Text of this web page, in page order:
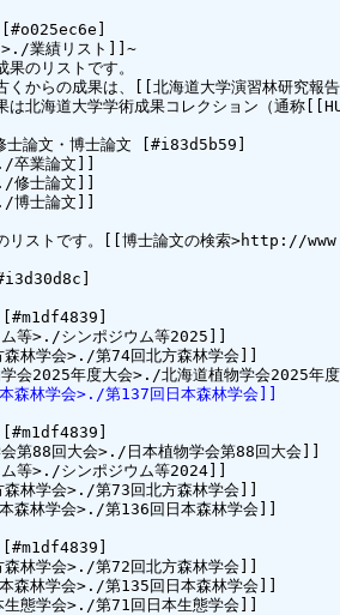
業績リスト]]~
のリストです。
古くからの成果は、[[北海道大学演
果は北海道大学学術成果コレクショ
士論文・博士論文 [#i83d5b59]
業論文]]
士論文]]
士論文]]
のリストです。[[博士論文の検索
等>./シンポジウム等2025]]
林学会>./第74回北方森林学会]]
林学会>./第137回日本森林学会]]
第88回大会>./日本植物学会第88回大会]]
等>./シンポジウム等2024]]
林学会>./第73回北方森林学会]]
林学会>./第136回日本森林学会]]
林学会>./第72回北方森林学会]]
林学会>./第135回日本森林学会]]
態学会>./第71回日本生態学会]]